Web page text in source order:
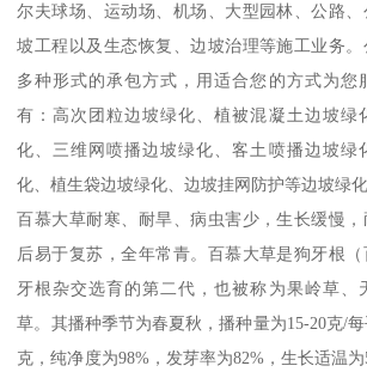
尔夫球场、运动场、机场、大型园林、公路
坡工程以及生态恢复、边坡治理等施工业务
多种形式的承包方式，用适合您的方式为您
有：高次团粒边坡绿化、植被混凝土边坡绿
化、三维网喷播边坡绿化、客土喷播边坡绿
化、植生袋边坡绿化、边坡挂网防护等边坡绿化
百慕大草耐寒、耐旱、病虫害少，生长缓慢
后易于复苏，全年常青。百慕大草是狗牙根
牙根杂交选育的第二代，也被称为果岭草、
草。其播种季节为春夏秋，播种量为15-20克/
克，纯净度为98%，发芽率为82%，生长适温